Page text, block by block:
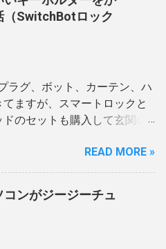
があるのでOKと思い、さっ
便受けにセンサーを置いて
じ形状のカードタイプのも
ーホルダータイプは、それこ
的に鍵につけるとか、バッ
忍ばせておくとかできるけ
小銭入れなんかに入らないこ
。 そうなると当然カードタ
すが、同じようなカードタ
のキーボード「 MX
またUnifyingレシーバーで、と
MX KEYS miniはUnifyingで
Boltという新しいレシーバー
ない。それにレシーバーが
ておらず別売り。 スリープし
ないのでスリープを解除さ
のだけど、やっぱり面倒だ
たり前な体に。 しかし、そ
はちょっとしたウィークポ
だけど、そのためには、MX
磁石でついているプレートを
分の下に開いている穴に綿
レートを外すまでは良いけ
込む綿棒などを常備しておか
のが面倒。 また、プレート
として、付けるとき磁石が
（SwitchBotロック
ラグ、ボット、カーテン、ハ
ますが、スマートロックと
のセットも購入して玄関の
証パッド セッ ト Amazon 楽
の指紋認証パッドでは、
ード、NFCタグといくつも解
のだけど、やっぱり何も持た
してワンアクションでカギ
READ MORE »
ンがジージーチュ